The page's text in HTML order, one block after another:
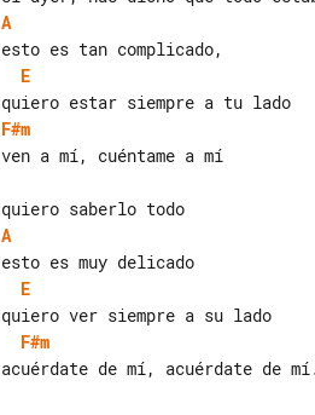
A
E
F#m
ven a mí, cuéntame a mí
A
E
F#m
acuérdate de mí, acuérdate de